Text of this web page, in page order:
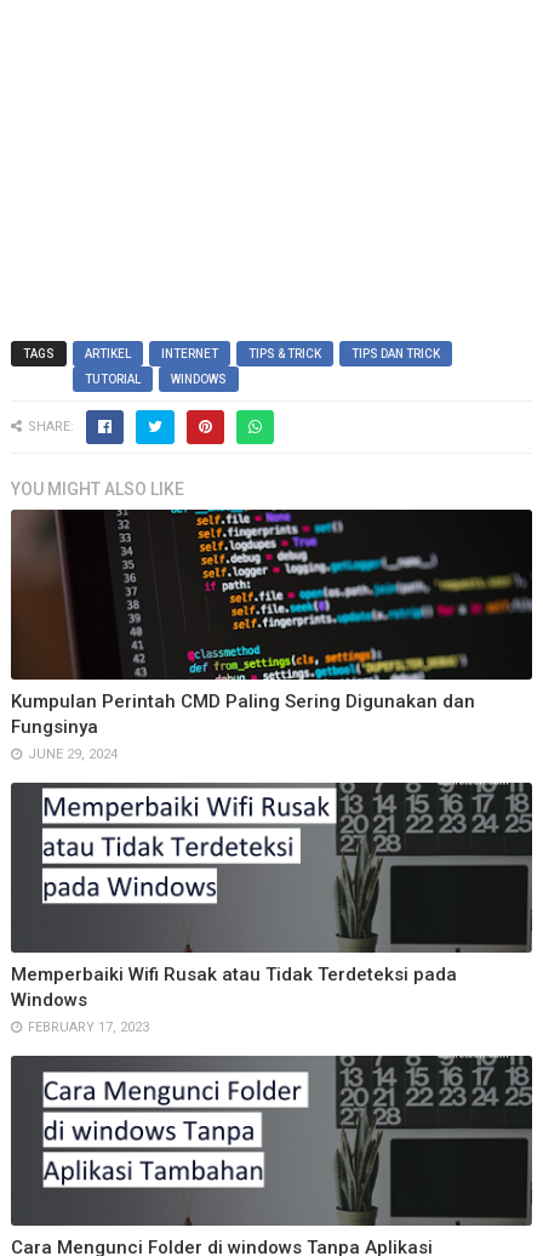
TAGS ARTIKEL INTERNET TIPS & TRICK
TIPS DAN TRICK
TUTORIAL
WINDOWS
SHARE:
YOU MIGHT ALSO LIKE
Kumpulan Perintah CMD Paling Sering Digunakan dan
Fungsinya
JUNE 29, 2024
Memperbaiki Wifi Rusak atau Tidak Terdeteksi pada
Windows
FEBRUARY 17, 2023
Cara Mengunci Folder di windows Tanpa Aplikasi